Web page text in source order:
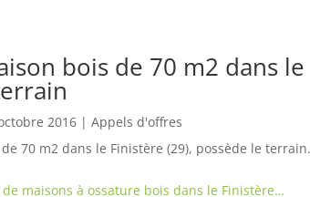
bois de 70 m2 dans
2016 |Appels d'offres
70 m2 dans le Finistère (29), possède le
maisons à ossature bois dans le Finistère…